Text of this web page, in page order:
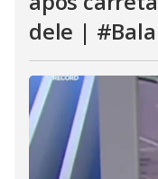
dele |